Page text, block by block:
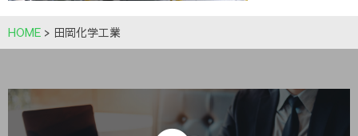
HOME > 田岡化学工業